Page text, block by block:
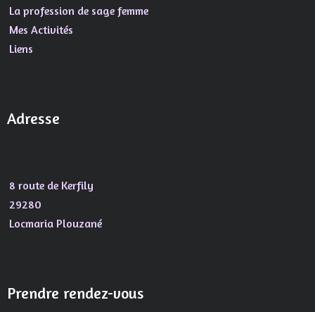
La profession de sage femme
Mes Activités
Liens
Adresse
8 route de Kerfily
29280
Locmaria Plouzané
Prendre rendez-vous